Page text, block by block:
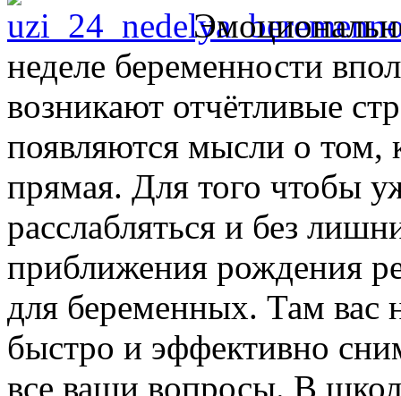
неделе беременности
возникают отчётливые
появляются мысли о том,
прямая. Для того чтобы
расслабляться и без
приближения рождения
для беременных. Там вас
быстро и эффективно
все ваши вопросы. В